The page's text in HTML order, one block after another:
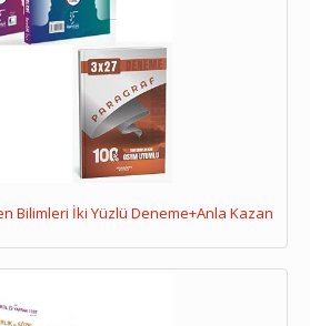
Bilimleri İki Yüzlü Deneme+Anla Kazan